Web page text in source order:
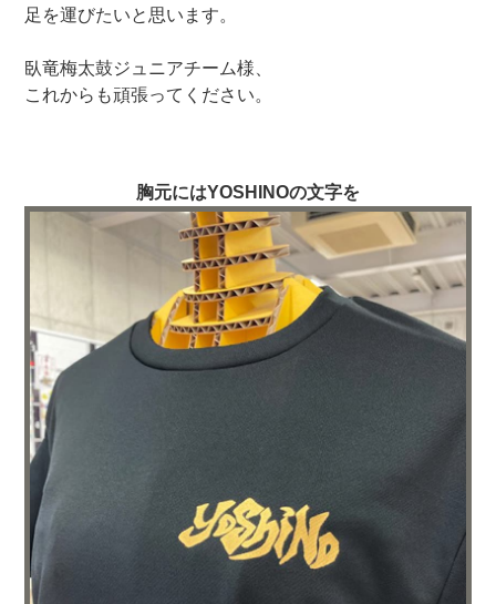
足を運びたいと思います。
臥竜梅太鼓ジュニアチーム様、
これからも頑張ってください。
胸元にはYOSHINOの文字を